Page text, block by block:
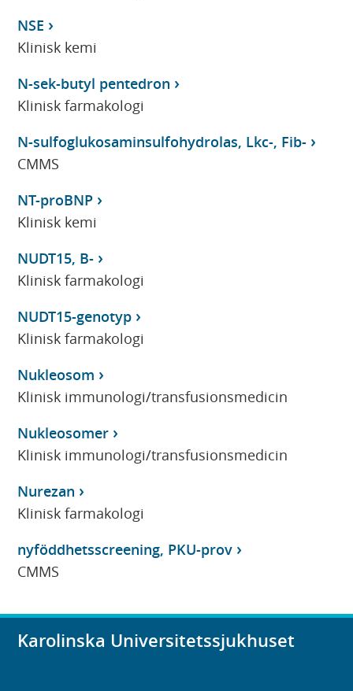
NSE
Klinisk kemi
N-sek-butyl pentedron
Klinisk farmakologi
N-sulfoglukosaminsulfohydrolas, Lkc-, Fib-
CMMS
NT-proBNP
Klinisk kemi
NUDT15, B-
Klinisk farmakologi
NUDT15-genotyp
Klinisk farmakologi
Nukleosom
Klinisk immunologi/transfusionsmedicin
Nukleosomer
Klinisk immunologi/transfusionsmedicin
Nurezan
Klinisk farmakologi
nyföddhetsscreening, PKU-prov
CMMS
Karolinska Universitetssjukhuset